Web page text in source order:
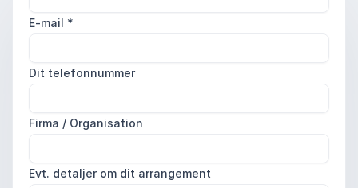
E-mail *
Dit telefonnummer
Firma / Organisation
Evt. detaljer om dit arrangement